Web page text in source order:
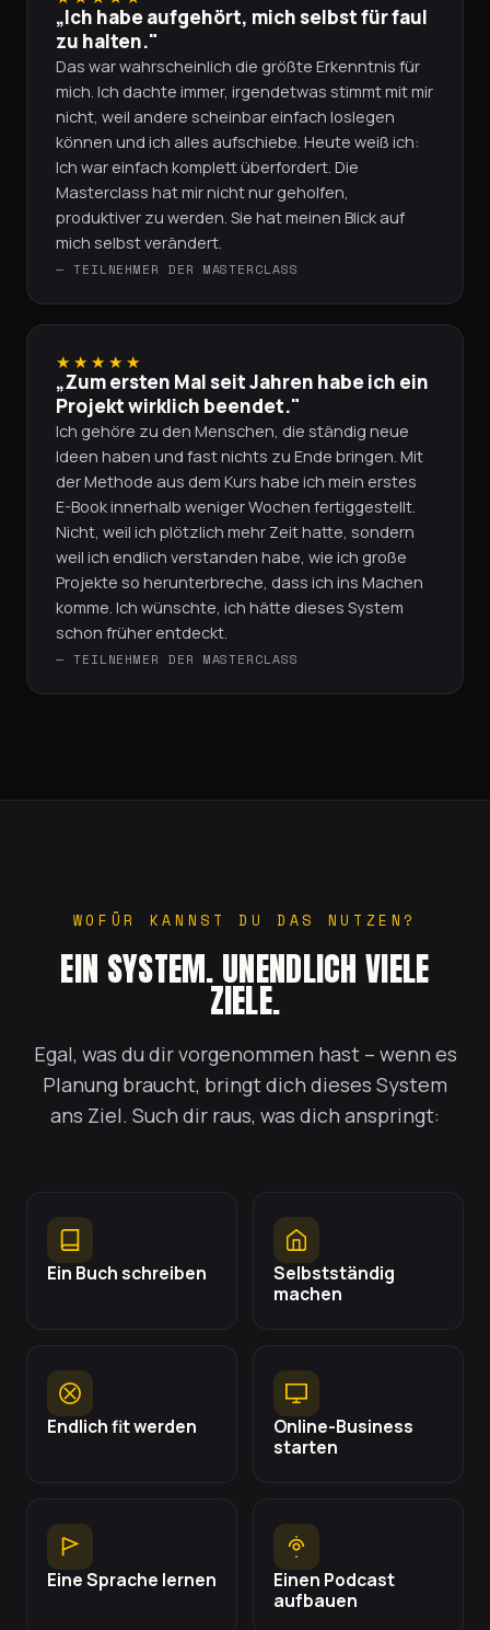
„Ich habe aufgehört, mich selbst für faul
zu halten."
Das war wahrscheinlich die größte Erkenntnis für
mich. Ich dachte immer, irgendetwas stimmt mit mir
nicht, weil andere scheinbar einfach loslegen
können und ich alles aufschiebe. Heute weiß ich:
Ich war einfach komplett überfordert. Die
Masterclass hat mir nicht nur geholfen,
produktiver zu werden. Sie hat meinen Blick auf
mich selbst verändert.
— TEILNEHMER DER MASTERCLASS
★★★★★
„Zum ersten Mal seit Jahren habe ich ein
Projekt wirklich beendet."
Ich gehöre zu den Menschen, die ständig neue
Ideen haben und fast nichts zu Ende bringen. Mit
der Methode aus dem Kurs habe ich mein erstes
E-Book innerhalb weniger Wochen fertiggestellt.
Nicht, weil ich plötzlich mehr Zeit hatte, sondern
weil ich endlich verstanden habe, wie ich große
Projekte so herunterbreche, dass ich ins Machen
komme. Ich wünschte, ich hätte dieses System
schon früher entdeckt.
— TEILNEHMER DER MASTERCLASS
WOFÜR KANNST DU DAS NUTZEN?
EIN SYSTEM. UNENDLICH VIELE
ZIELE.
Egal, was du dir vorgenommen hast – wenn es
Planung braucht, bringt dich dieses System
ans Ziel. Such dir raus, was dich anspringt:
Ein Buch schreiben
Selbstständig
machen
Endlich fit werden
Online-Business
starten
Eine Sprache lernen
Einen Podcast
aufbauen